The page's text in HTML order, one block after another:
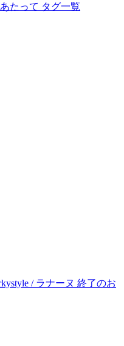
たって タグ一覧
/ ラナーヌ 終了のお